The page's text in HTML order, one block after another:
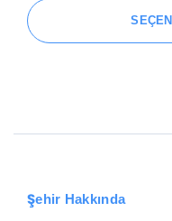
Şehir Hakkında